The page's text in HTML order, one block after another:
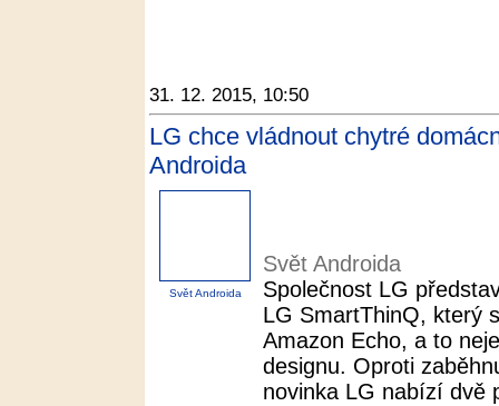
31. 12. 2015, 10:50
LG chce vládnout chytré
Androida
Svět Androida
Svět Androida
Společnost LG
LG SmartThinQ, který
Amazon Echo, a to
designu. Oproti
novinka LG nabízí dvě